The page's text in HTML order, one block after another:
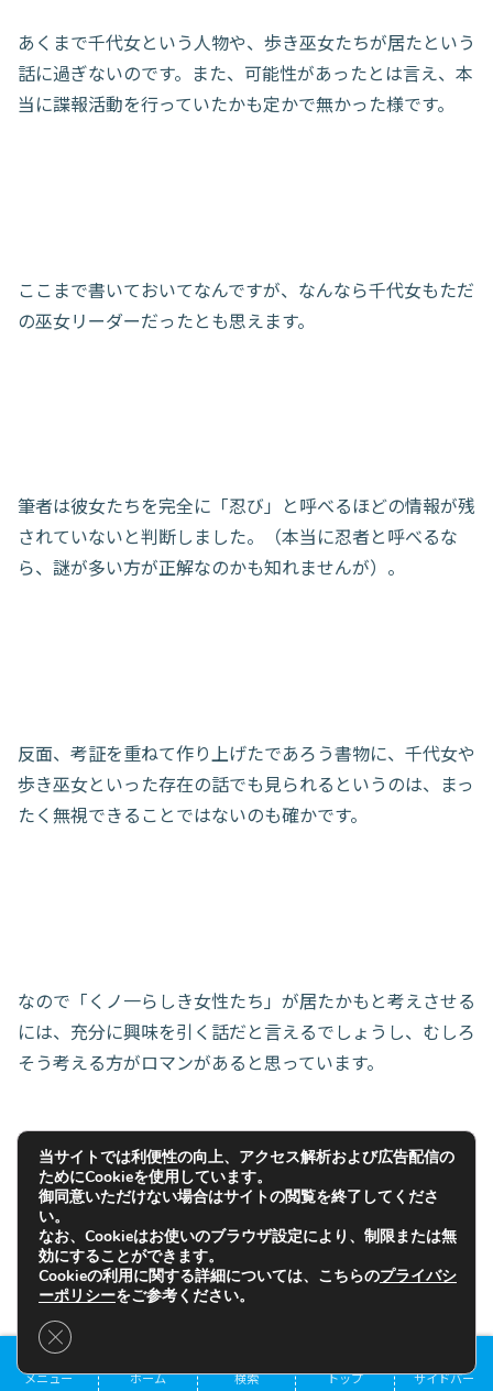
あくまで千代女という人物や、歩き巫女たちが居たという
話に過ぎないのです。また、可能性があったとは言え、本
当に諜報活動を行っていたかも定かで無かった様です。
ここまで書いておいてなんですが、なんなら千代女もただ
の巫女リーダーだったとも思えます。
筆者は彼女たちを完全に「忍び」と呼べるほどの情報が残
されていないと判断しました。（本当に忍者と呼べるな
ら、謎が多い方が正解なのかも知れませんが）。
反面、考証を重ねて作り上げたであろう書物に、千代女や
歩き巫女といった存在の話でも見られるというのは、まっ
たく無視できることではないのも確かです。
なので「くノ一らしき女性たち」が居たかもと考えさせる
には、充分に興味を引く話だと言えるでしょうし、むしろ
そう考える方がロマンがあると思っています。
さて、ここからは筆者が立てた「忍びが居たとすれば、女
性の忍びも居たろうよ」的な仮説を、だいぶ変な角度から
解釈しようと思います。
メニュー ホーム 検索 トップ サイドバー
当サイトでは利便性の向上、アクセス解析および広告配信の
ためにCookieを使用しています。
御同意いただけない場合はサイトの閲覧を終了してくださ
い。
なお、Cookieはお使いのブラウザ設定により、制限または無
効にすることができます。
Cookieの利用に関する詳細については、こちらのプライバシ
ーポリシーをご参考ください。
Close GDPR Cookie Banner
目次